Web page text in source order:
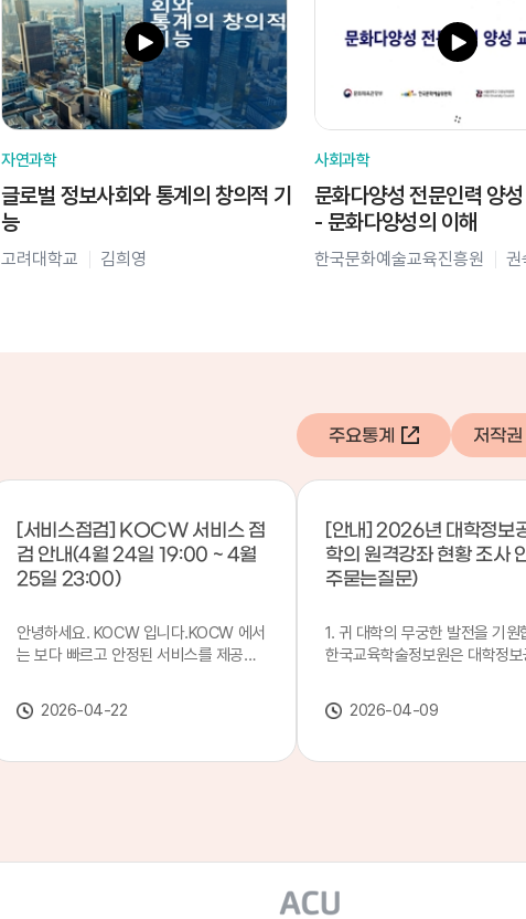
자연과학
글로벌 정보사회와 통계의 창의적 기
능
고려대학교 김희영
사회과학
문화다양성 전문인력 양
- 문화다양성의 이해
한국문화예술교육진흥원 권
[서비스점검] KOCW 서비스 점
검 안내(4월 24일 19:00 ~ 4월
25일 23:00)
안녕하세요. KOCW 입니다.KOCW 에서
는 보다 빠르고 안정된 서비스를 제공하
합니다.※ 서비스 점검 작업 일시 : 4월
24일(금) 19:00 ~ 4월 25일(토) 23:00
안 일시중지될 예정이오니, 이 점 양해하
2026-04-22
[안내] 2026년 대학정보
학의 원격강좌 현황 조사
주묻는질문)
1. 귀 대학의 무궁한 발전을 기원
한국교육학술정보원은 대학정
본 조사는 2025. 3. 1~2026. 2.
에 운영된 원격강좌(이러닝) 현
강좌(12-바)'에 데이터를 연계할
인시 캠퍼스인 경우 해당 캠퍼스
2026-04-09
주요통계 저작